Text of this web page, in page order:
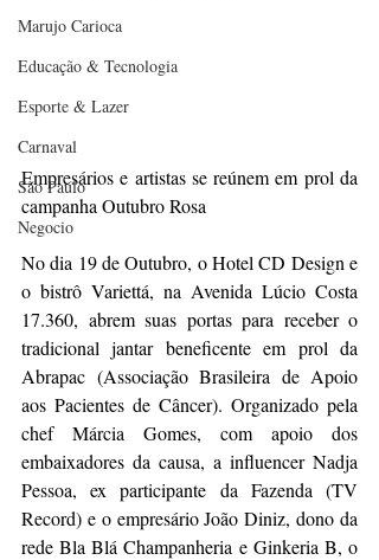
Marujo Carioca
Educação & Tecnologia
Esporte & Lazer
Carnaval
São Paulo
Negocio
Empresários e artistas se reúnem em prol da
campanha Outubro Rosa
No dia 19 de Outubro, o Hotel CD Design e
o bistrô Variettá, na Avenida Lúcio Costa
17.360, abrem suas portas para receber o
tradicional jantar beneficente em prol da
Abrapac (Associação Brasileira de Apoio
aos Pacientes de Câncer). Organizado pela
chef Márcia Gomes, com apoio dos
embaixadores da causa, a influencer Nadja
Pessoa, ex participante da Fazenda (TV
Record) e o empresário João Diniz, dono da
rede Bla Blá Champanheria e Ginkeria B, o